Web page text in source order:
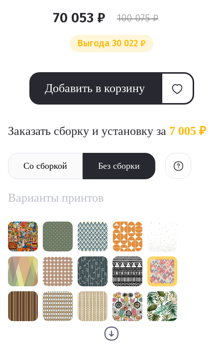
70 053 ₽ 100 075 ₽
Выгода 30 022 ₽
Добавить в корзину
Заказать сборку и установку за 7 005 ₽
Со сборкой Без сборки
Варианты принтов